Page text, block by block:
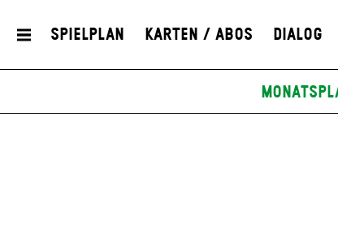
Spielplan Karten / Abos Dialog